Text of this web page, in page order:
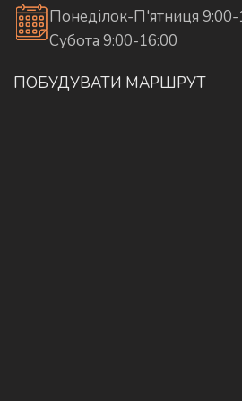
Понеділок-П'ятниця 9:00-
Субота 9:00-16:00
ПОБУДУВАТИ МАРШРУТ